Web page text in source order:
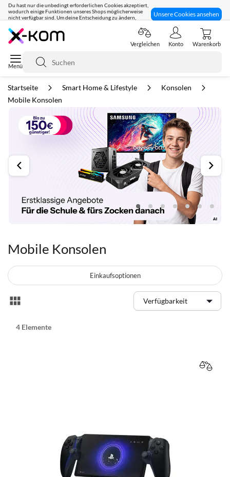
Du hast nur die unbedingt erforderlichen Cookies akzeptiert,
wodurch einige Funktionen unseres Shops möglicherweise
nicht verfügbar sind. Um deine Entscheidung zu ändern,
Unsere Cookies ansehen
Seit 8 Jahren für dich da!
Suche
Vergleichen Konto Warenkorb
Startseite Smart Home & Lifestyle
Konsolen
Mobile Konsolen
Mobile Konsolen
Anzeigen
Liste
4 Elemente
Einkaufsoptionen